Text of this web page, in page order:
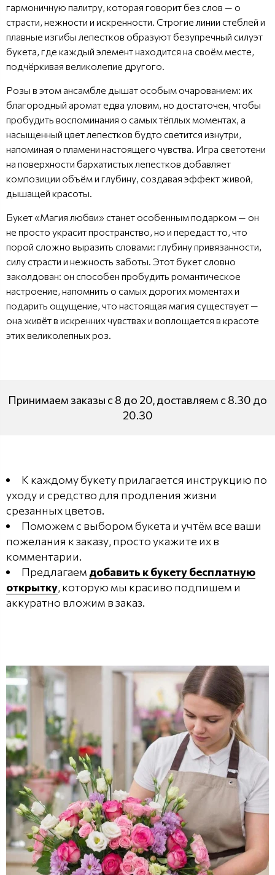
гармоничную палитру, которая говорит без слов — о
страсти, нежности и искренности. Строгие линии стеблей и
плавные изгибы лепестков образуют безупречный силуэт
букета, где каждый элемент находится на своём месте,
подчёркивая великолепие другого.
Розы в этом ансамбле дышат особым очарованием: их
благородный аромат едва уловим, но достаточен, чтобы
пробудить воспоминания о самых тёплых моментах, а
насыщенный цвет лепестков будто светится изнутри,
напоминая о пламени настоящего чувства. Игра светотени
на поверхности бархатистых лепестков добавляет
композиции объём и глубину, создавая эффект живой,
дышащей красоты.
Букет «Магия любви» станет особенным подарком — он
не просто украсит пространство, но и передаст то, что
порой сложно выразить словами: глубину привязанности,
силу страсти и нежность заботы. Этот букет словно
заколдован: он способен пробудить романтическое
настроение, напомнить о самых дорогих моментах и
подарить ощущение, что настоящая магия существует —
она живёт в искренних чувствах и воплощается в красоте
этих великолепных роз.
Принимаем заказы с 8 до 20, доставляем с 8.30 до
20.30
К каждому букету прилагается инструкцию по
уходу и средство для продления жизни
срезанных цветов.
Поможем с выбором букета и учтём все ваши
пожелания к заказу, просто укажите их в
комментарии.
Предлагаем добавить к букету бесплатную
открытку, которую мы красиво подпишем и
аккуратно вложим в заказ.